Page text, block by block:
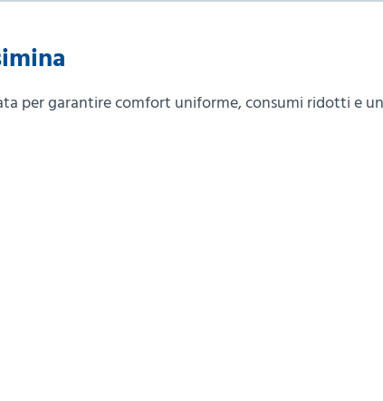
per garantire comfort uniforme, consumi ridotti e